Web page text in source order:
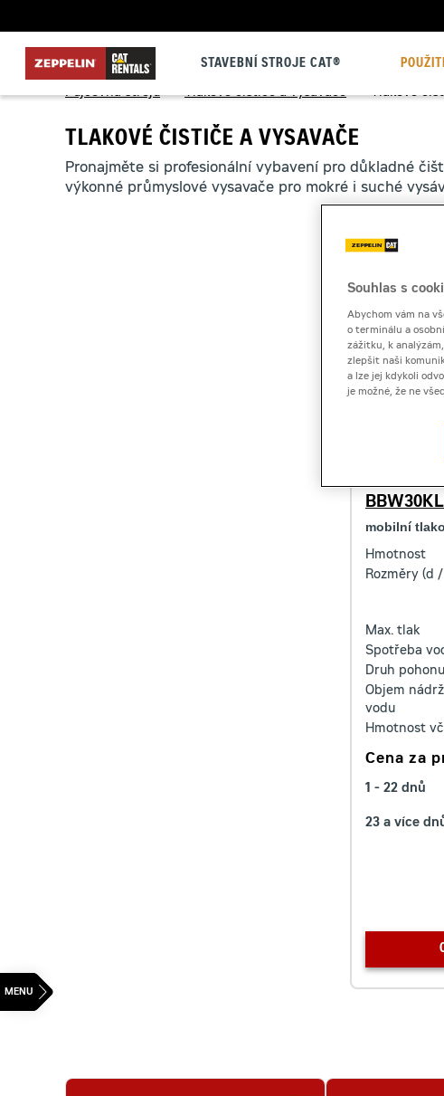
STAVEBNÍ STROJE CAT®
Půjčovna strojů > Tlakové čističe a vysavače > Tlakové
TLAKOVÉ ČISTIČE A VYSAVAČE
Pronajměte si profesionální vybavení pro důkladné
výkonné průmyslové vysavače pro mokré i suché
mobilní
Hmotnost
Rozměry (d
Max. tlak
Spotřeba
Druh pohonu
Objem
vodu
Hmotnost
Cena za
1 - 22 dnů
23 a více
Souhlas s
Abychom vám na
o terminálu a
zážitku, k
zlepšit naši
a lze jej kdykoli
je možné, že ne